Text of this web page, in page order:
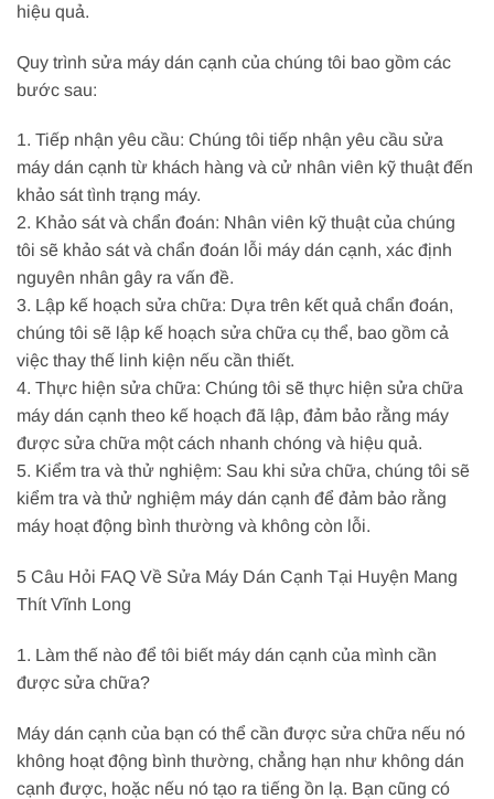
hiệu quả.
Quy trình sửa máy dán cạnh của chúng tôi bao gồm các
bước sau:
1. Tiếp nhận yêu cầu: Chúng tôi tiếp nhận yêu cầu sửa
máy dán cạnh từ khách hàng và cử nhân viên kỹ thuật đến
khảo sát tình trạng máy.
2. Khảo sát và chẩn đoán: Nhân viên kỹ thuật của chúng
tôi sẽ khảo sát và chẩn đoán lỗi máy dán cạnh, xác định
nguyên nhân gây ra vấn đề.
3. Lập kế hoạch sửa chữa: Dựa trên kết quả chẩn đoán,
chúng tôi sẽ lập kế hoạch sửa chữa cụ thể, bao gồm cả
việc thay thế linh kiện nếu cần thiết.
4. Thực hiện sửa chữa: Chúng tôi sẽ thực hiện sửa chữa
máy dán cạnh theo kế hoạch đã lập, đảm bảo rằng máy
được sửa chữa một cách nhanh chóng và hiệu quả.
5. Kiểm tra và thử nghiệm: Sau khi sửa chữa, chúng tôi sẽ
kiểm tra và thử nghiệm máy dán cạnh để đảm bảo rằng
máy hoạt động bình thường và không còn lỗi.
5 Câu Hỏi FAQ Về Sửa Máy Dán Cạnh Tại Huyện Mang
Thít Vĩnh Long
1. Làm thế nào để tôi biết máy dán cạnh của mình cần
được sửa chữa?
Máy dán cạnh của bạn có thể cần được sửa chữa nếu nó
không hoạt động bình thường, chẳng hạn như không dán
cạnh được, hoặc nếu nó tạo ra tiếng ồn lạ. Bạn cũng có